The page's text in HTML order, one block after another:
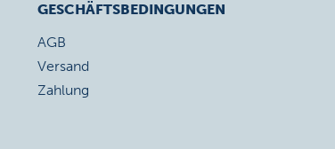
GESCHÄFTSBEDINGUNGEN
AGB
Versand
Zahlung